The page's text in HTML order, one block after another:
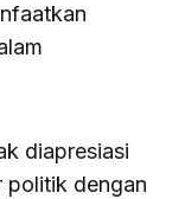
diapresiasi
politik dengan